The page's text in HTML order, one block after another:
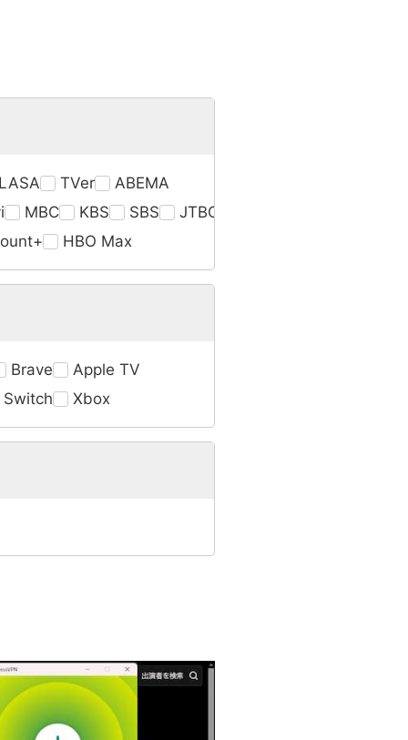
TVer
ABEMA
MBC KBS SBS
JTBC
HBO Max
Brave
Apple TV
Xbox